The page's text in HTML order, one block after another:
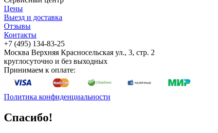
Цены
Выезд и доставка
Отзывы
Контакты
+7 (495) 134-83-25
Москва Верхняя Красносельская ул., 3, стр. 2
круглосуточно и без выходных
Принимаем к оплате:
Политика конфиденциальности
Спасибо!